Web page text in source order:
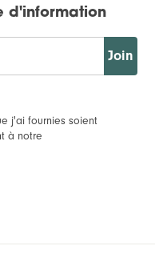
d'information
Join
j'ai fournies soient
à notre